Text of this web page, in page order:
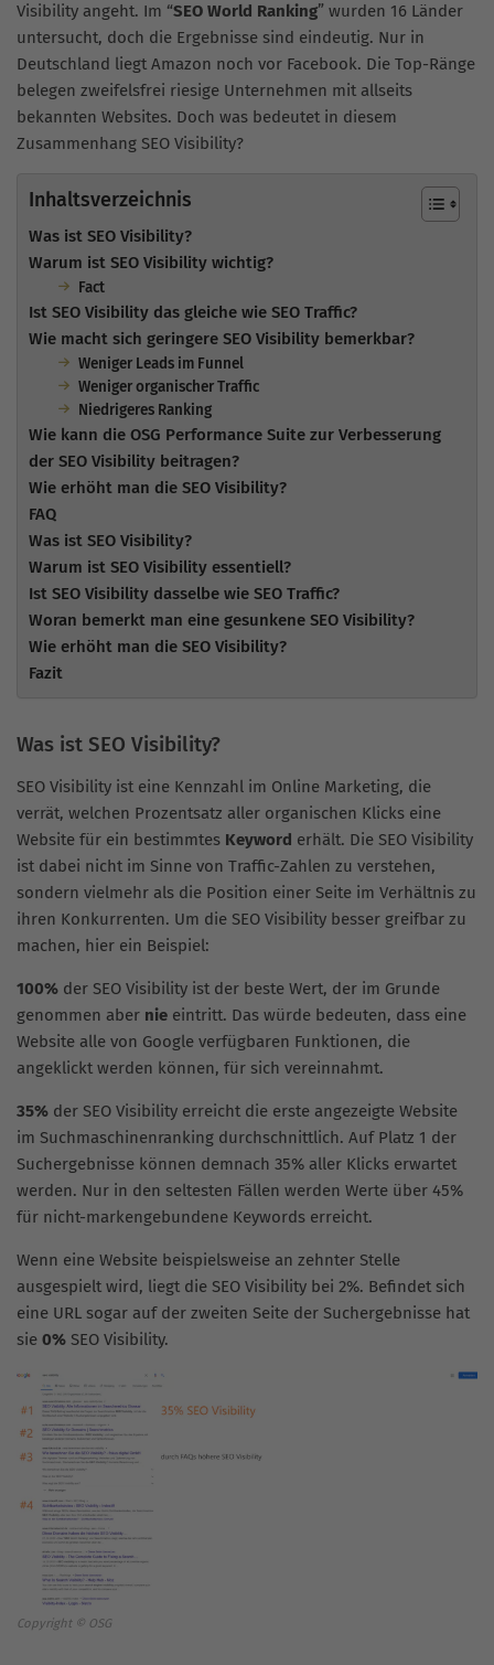
Visibility angeht. Im “SEO World Ranking” wurden 16 Länder
untersucht, doch die Ergebnisse sind eindeutig. Nur in
Deutschland liegt Amazon noch vor Facebook. Die Top-Ränge
belegen zweifelsfrei riesige Unternehmen mit allseits
bekannten Websites. Doch was bedeutet in diesem
Zusammenhang SEO Visibility?
Inhaltsverzeichnis
Was ist SEO Visibility?
Warum ist SEO Visibility wichtig?
Fact
Ist SEO Visibility das gleiche wie SEO Traffic?
Wie macht sich geringere SEO Visibility bemerkbar?
Weniger Leads im Funnel
Weniger organischer Traffic
Niedrigeres Ranking
Wie kann die OSG Performance Suite zur Verbesserung
der SEO Visibility beitragen?
Wie erhöht man die SEO Visibility?
FAQ
Was ist SEO Visibility?
Warum ist SEO Visibility essentiell?
Ist SEO Visibility dasselbe wie SEO Traffic?
Woran bemerkt man eine gesunkene SEO Visibility?
Wie erhöht man die SEO Visibility?
Fazit
Was ist SEO Visibility?
SEO Visibility ist eine Kennzahl im Online Marketing, die
verrät, welchen Prozentsatz aller organischen Klicks eine
Website für ein bestimmtes Keyword erhält. Die SEO Visibility
ist dabei nicht im Sinne von Traffic-Zahlen zu verstehen,
sondern vielmehr als die Position einer Seite im Verhältnis zu
ihren Konkurrenten. Um die SEO Visibility besser greifbar zu
machen, hier ein Beispiel:
100% der SEO Visibility ist der beste Wert, der im Grunde
genommen aber nie eintritt. Das würde bedeuten, dass eine
Website alle von Google verfügbaren Funktionen, die
angeklickt werden können, für sich vereinnahmt.
35% der SEO Visibility erreicht die erste angezeigte Website
im Suchmaschinenranking durchschnittlich. Auf Platz 1 der
Suchergebnisse können demnach 35% aller Klicks erwartet
werden. Nur in den seltesten Fällen werden Werte über 45%
für nicht-markengebundene Keywords erreicht.
Wenn eine Website beispielsweise an zehnter Stelle
ausgespielt wird, liegt die SEO Visibility bei 2%. Befindet sich
eine URL sogar auf der zweiten Seite der Suchergebnisse hat
sie 0% SEO Visibility.
Copyright © OSG